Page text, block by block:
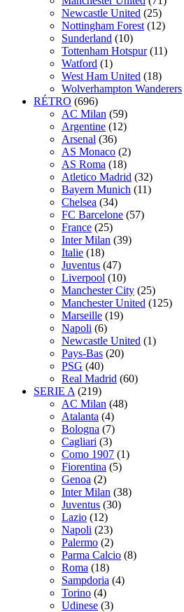
Newcastle United (25)
Nottingham Forest (12)
Sunderland (10)
Tottenham Hotspur (11)
Watford (1)
West Ham United (18)
Wolverhampton Wanderers
RÉTRO (696)
AC Milan (59)
Argentine (12)
Arsenal (36)
AS Monaco (2)
AS Roma (18)
Atletico Madrid (32)
Bayern Munich (11)
Chelsea (34)
FC Barcelone (57)
France (25)
Inter Milan (39)
Italie (18)
Juventus (47)
Liverpool (10)
Manchester City (25)
Manchester United (125)
Marseille (19)
Napoli (6)
Newcastle United (1)
Pays-Bas (20)
PSG (40)
Real Madrid (60)
SERIE A (219)
AC Milan (48)
Atalanta (4)
Bologna (7)
Cagliari (3)
Como 1907 (1)
Fiorentina (5)
Genoa (2)
Inter Milan (38)
Juventus (30)
Lazio (12)
Napoli (23)
Palermo (2)
Parma Calcio (8)
Roma (18)
Sampdoria (4)
Torino (4)
Udinese (3)